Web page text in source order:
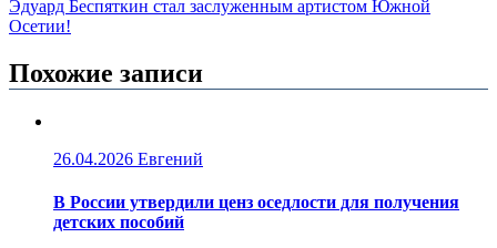
Эдуард Беспяткин стал заслуженным артистом Южной
Осетии!
Похожие записи
26.04.2026 Евгений
В России утвердили ценз оседлости для получения
детских пособий